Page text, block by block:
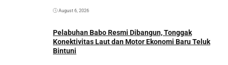
August 6, 2026
Pelabuhan Babo Resmi Dibangun, Tonggak
Konektivitas Laut dan Motor Ekonomi Baru Teluk
Bintuni